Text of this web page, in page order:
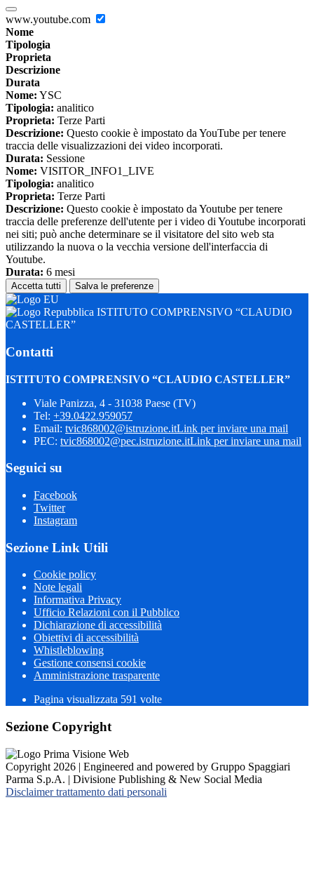
www.youtube.com
Nome
Tipologia
Proprieta
Descrizione
Durata
Nome: YSC
Tipologia: analitico
Proprieta: Terze Parti
Descrizione: Questo cookie è impostato da YouTube per tenere
traccia delle visualizzazioni dei video incorporati.
Durata: Sessione
Nome: VISITOR_INFO1_LIVE
Tipologia: analitico
Proprieta: Terze Parti
Descrizione: Questo cookie è impostato da Youtube per tenere
traccia delle preferenze dell'utente per i video di Youtube incorporati
nei siti; può anche determinare se il visitatore del sito web sta
utilizzando la nuova o la vecchia versione dell'interfaccia di
Youtube.
Durata: 6 mesi
Accetta tutti Salva le preferenze
ISTITUTO COMPRENSIVO “CLAUDIO
CASTELLER”
Contatti
ISTITUTO COMPRENSIVO “CLAUDIO CASTELLER”
Viale Panizza, 4 - 31038 Paese (TV)
Tel: +39.0422.959057
Email: tvic868002@istruzione.itLink per inviare una mail
PEC: tvic868002@pec.istruzione.itLink per inviare una mail
Seguici su
Facebook
Twitter
Instagram
Sezione Link Utili
Cookie policy
Note legali
Informativa Privacy
Ufficio Relazioni con il Pubblico
Dichiarazione di accessibilità
Obiettivi di accessibilità
Whistleblowing
Gestione consensi cookie
Amministrazione trasparente
Pagina visualizzata 591 volte
Sezione Copyright
Copyright 2026 | Engineered and powered by Gruppo Spaggiari
Parma S.p.A. | Divisione Publishing & New Social Media
Disclaimer trattamento dati personali